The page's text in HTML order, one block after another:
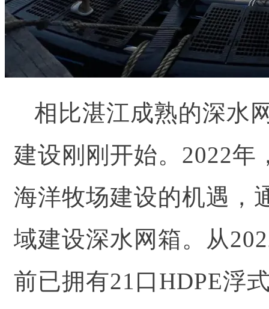
相比湛江成熟的深水
建设刚刚开始。 2022年
海洋牧场建设的机遇，
域建设深水网箱。 从
前已拥有21口HDPE浮